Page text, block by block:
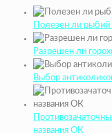
Полезен ли
Разрешен ли
Выбор
названия ОК